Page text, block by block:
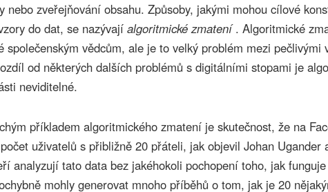
nebo zveřejňování obsahu. Způsoby, jakými mohou cílové
do dat, se nazývají algoritmické zmatení. Algoritmické
společenským vědcům, ale je to velký problém mezi pečlivými
od některých dalších problémů s digitálními stopami je
neviditelné.
příkladem algoritmického zmatení je skutečnost, že na
uživatelů s přibližně 20 přáteli, jak objevil Johan Ugander
analyzují tato data bez jakéhokoli pochopení toho, jak funguje
mohly generovat mnoho příběhů o tom, jak je 20